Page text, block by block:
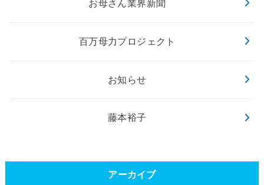
お母さん業界新聞
百万母力プロジェクト
お知らせ
藤本裕子
アーカイブ